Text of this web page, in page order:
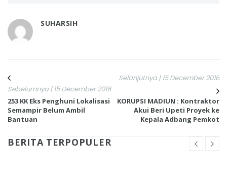
SUHARSIH
Sebelumnya | 15 December 2016
253 KK Eks Penghuni Lokalisasi
Semampir Belum Ambil
Bantuan
Selanjutnya | 15 December 2016
KORUPSI MADIUN : Kontraktor
Akui Beri Upeti Proyek ke
Kepala Adbang Pemkot
BERITA TERPOPULER